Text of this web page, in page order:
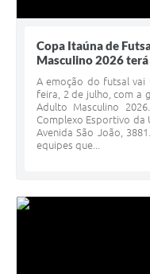
Copa Itaúna de
Masculino 2026
A emoção do futsal vai
feira, 2 de julho, com a
Adulto Masculino
Complexo Esportivo da
Avenida São João,
equipes que...